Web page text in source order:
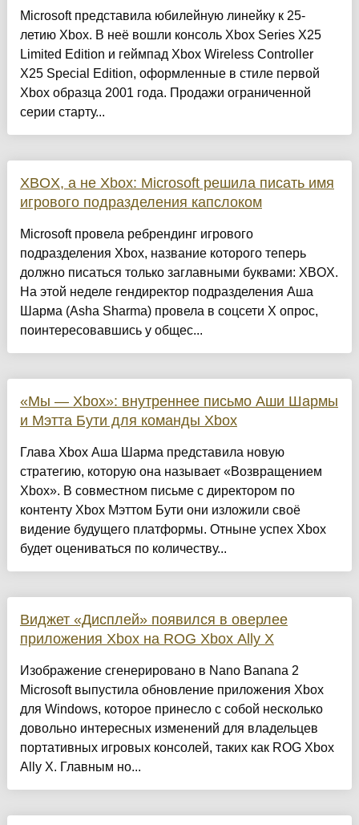
Microsoft представила юбилейную линейку к 25-
летию Xbox. В неё вошли консоль Xbox Series X25
Limited Edition и геймпад Xbox Wireless Controller
X25 Special Edition, оформленные в стиле первой
Xbox образца 2001 года. Продажи ограниченной
серии старту...
XBOX, а не Xbox: Microsoft решила писать имя
игрового подразделения капслоком
Microsoft провела ребрендинг игрового
подразделения Xbox, название которого теперь
должно писаться только заглавными буквами: XBOX.
На этой неделе гендиректор подразделения Аша
Шарма (Asha Sharma) провела в соцсети X опрос,
поинтересовавшись у общес...
«Мы — Xbox»: внутреннее письмо Аши Шармы
и Мэтта Бути для команды Xbox
Глава Xbox Аша Шарма представила новую
стратегию, которую она называет «Возвращением
Xbox». В совместном письме с директором по
контенту Xbox Мэттом Бути они изложили своё
видение будущего платформы. Отныне успех Xbox
будет оцениваться по количеству...
Виджет «Дисплей» появился в оверлее
приложения Xbox на ROG Xbox Ally X
Изображение сгенерировано в Nano Banana 2
Microsoft выпустила обновление приложения Xbox
для Windows, которое принесло с собой несколько
довольно интересных изменений для владельцев
портативных игровых консолей, таких как ROG Xbox
Ally X. Главным но...